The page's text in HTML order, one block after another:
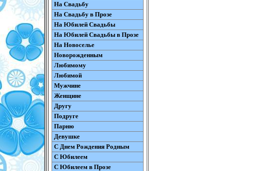
На Свадьбу
На Свадьбу в Прозе
На Юбилей Свадьбы
На Юбилей Свадьбы в Прозе
На Новоселье
Новорожденным
Любимому
Любимой
Мужчине
Женщине
Другу
Подруге
Парню
Девушке
С Днем Рождения Родным
С Юбилеем
С Юбилеем в Прозе